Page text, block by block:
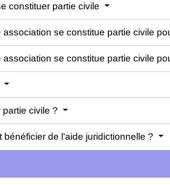
constituer partie civile
se constitue partie civile
se constitue partie civile
civile ?
bénéficier de l'aide juridictionnelle ?